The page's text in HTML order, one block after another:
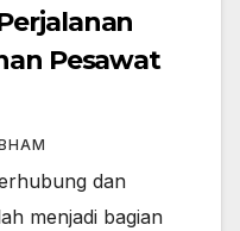
Pesawat
dan
menjadi bagian